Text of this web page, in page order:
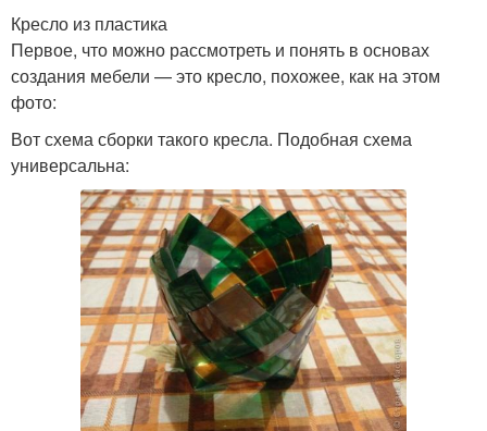
Кресло из пластика
Первое, что можно рассмотреть и понять в основах
создания мебели — это кресло, похожее, как на этом
фото:
Вот схема сборки такого кресла. Подобная схема
универсальна: